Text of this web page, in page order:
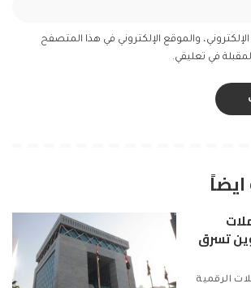
والموقع الإلكتروني في هذا المتصفح
في تعليقي.
تسرق
الرقمية